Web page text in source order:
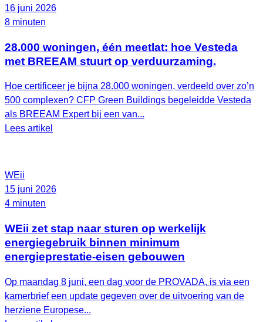
16 juni 2026
8 minuten
28.000 woningen, één meetlat: hoe Vesteda
met BREEAM stuurt op verduurzaming.
Hoe certificeer je bijna 28.000 woningen, verdeeld over zo’n
500 complexen? CFP Green Buildings begeleidde Vesteda
als BREEAM Expert bij een van...
Lees artikel
WEii
15 juni 2026
4 minuten
WEii zet stap naar sturen op werkelijk
energiegebruik binnen minimum
energieprestatie-eisen gebouwen
Op maandag 8 juni, een dag voor de PROVADA, is via een
kamerbrief een update gegeven over de uitvoering van de
herziene Europese...